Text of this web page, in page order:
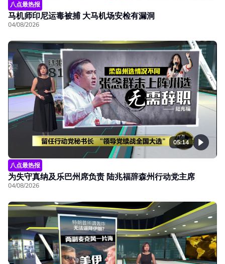
八点最热报
马机师印尼运毒被捕 大马机场安检有漏洞
04/08/2026
05:14
八点最热报
为失守真纳及乐巴州席负责 陆兆福辞森州行动党主席
04/08/2026